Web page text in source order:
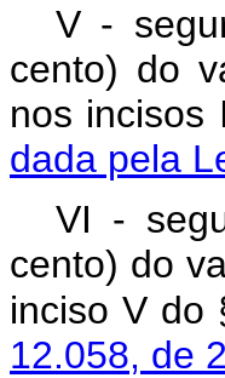
V -
cento) do
nos
dada pela
VI -
cento) do
inciso V do
12.058, de